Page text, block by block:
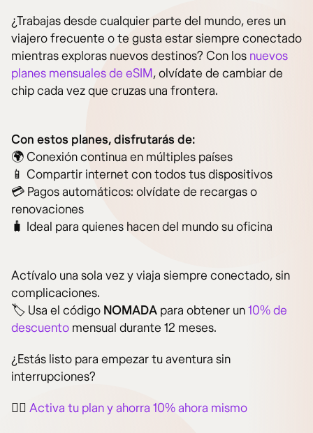
¿Trabajas desde cualquier parte del mundo, eres un
viajero frecuente o te gusta estar siempre conectado
mientras exploras nuevos destinos? Con los nuevos
planes mensuales de eSIM, olvídate de cambiar de
chip cada vez que cruzas una frontera.
Con estos planes, disfrutarás de:
🌍 Conexión continua en múltiples países
📱 Compartir internet con todos tus dispositivos
💳 Pagos automáticos: olvídate de recargas o
renovaciones
🧳 Ideal para quienes hacen del mundo su oficina
Actívalo una sola vez y viaja siempre conectado, sin
complicaciones.
🏷️ Usa el código NOMADA para obtener un10% de
descuento mensual durante 12 meses.
¿Estás listo para empezar tu aventura sin
interrupciones?
👉🏻 Activa tu plan y ahorra 10% ahora mismo